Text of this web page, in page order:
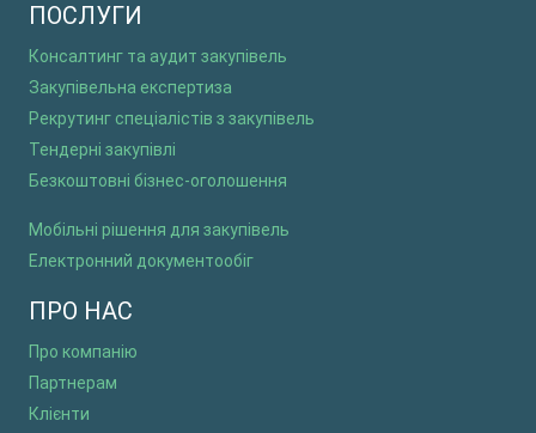
ПОСЛУГИ
Консалтинг та аудит закупівель
Закупівельна експертиза
Рекрутинг спеціалістів з закупівель
Тендерні закупівлі
Безкоштовні бізнес-оголошення
Мобільні рішення для закупівель
Електронний документообіг
ПРО НАС
Про компанію
Партнерам
Клієнти